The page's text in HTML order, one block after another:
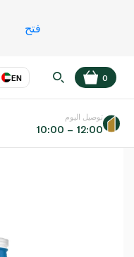
فتح
EN
عر
0
توصيل اليوم
10:00 – 12:00